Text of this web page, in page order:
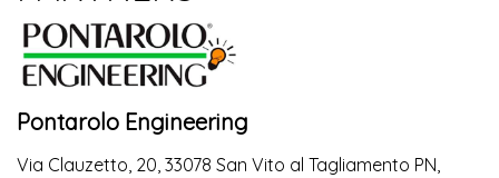
Pontarolo Engineering
Via Clauzetto, 20, 33078 San Vito al Tagliamento PN,